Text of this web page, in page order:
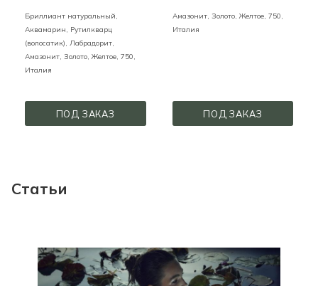
Бриллиант натуральный,
Аквамарин, Рутилкварц
(волосатик), Лабрадорит,
Амазонит, Золото,Желтое, 750,
Италия
ПОД ЗАКАЗ
Амазонит, Золото,Желтое, 750,
Италия
ПОД ЗАКАЗ
Статьи